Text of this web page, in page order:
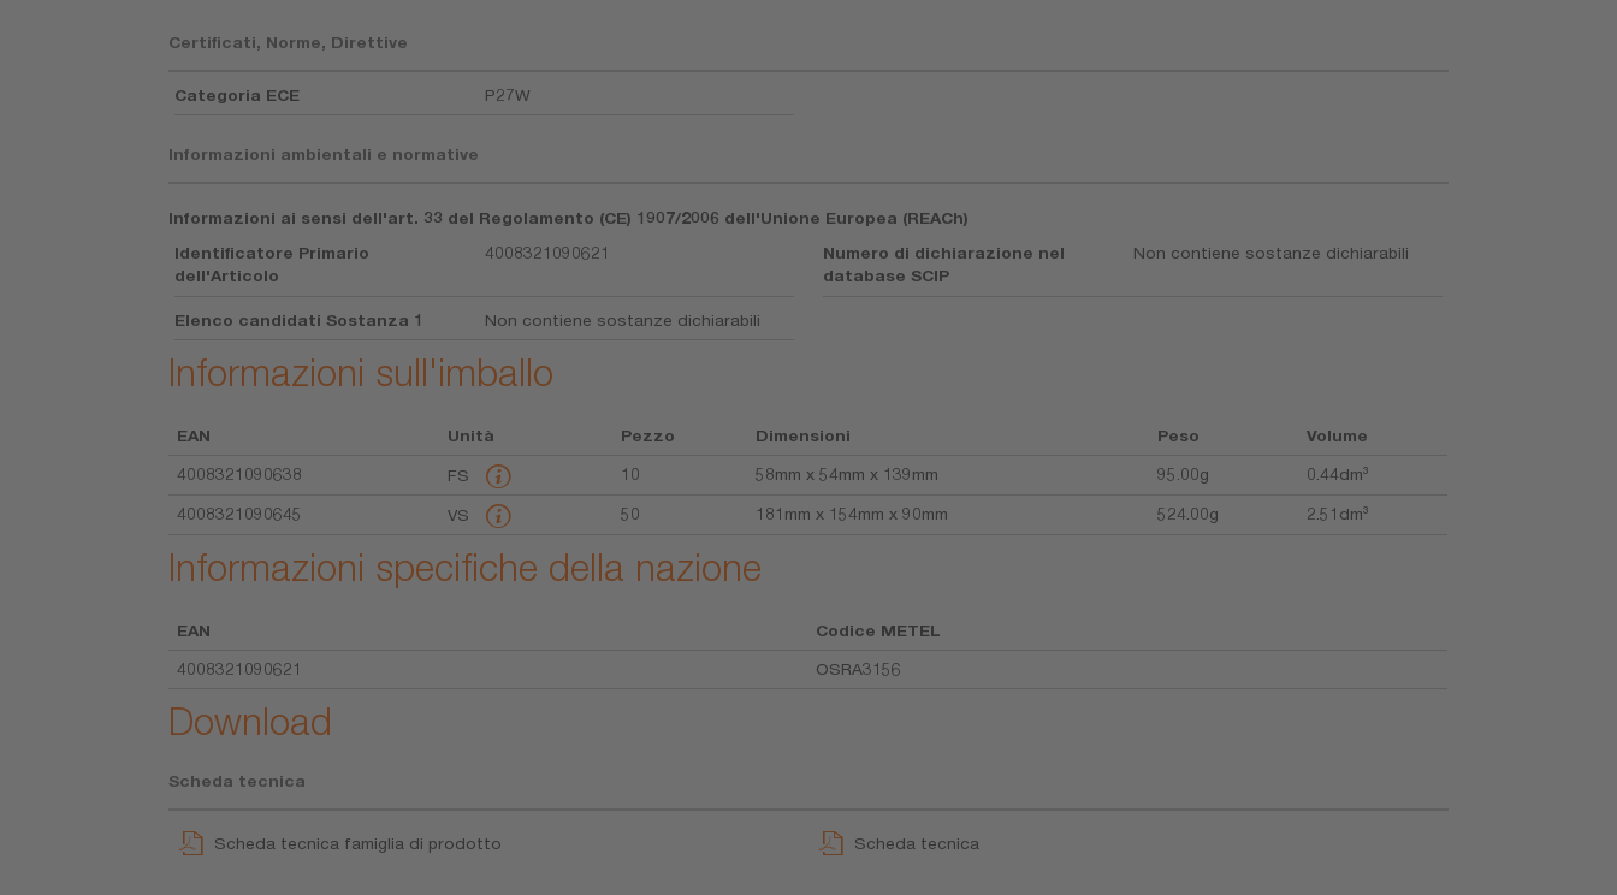
Certificati, Norme, Direttive
Categoria ECE P27W
Informazioni ambientali e normative
Informazioni ai sensi dell'art. 33 del Regolamento (CE) 1907/2006 dell'Unione Europea (REACh)
Identificatore Primario
dell'Articolo
4008321090621
Elenco candidati Sostanza 1 Non contiene sostanze dichiarabili
Numero di dichiarazione nel
database SCIP
Non contiene sostanze dichiarabili
Informazioni sull'imballo
EAN Unità Pezzo Dimensioni Peso
Volume
4008321090638
FS 10 58mm x 54mm x 139mm 95.00g 0.44dm³
4008321090645 VS 50 181mm x 154mm x 90mm 524.00g 2.51dm³
Informazioni specifiche della nazione
EAN
Codice METEL
4008321090621
OSRA3156
Download
Scheda tecnica
Scheda tecnica famiglia di prodotto Scheda tecnica